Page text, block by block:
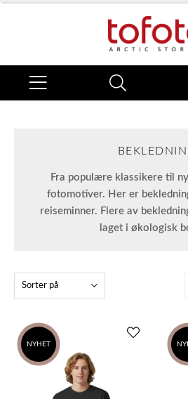
Fra populære klassikere til
fotomotiver. Her er
reiseminner. Flere av
laget i økologisk
Sorter på
SALG
NYHET